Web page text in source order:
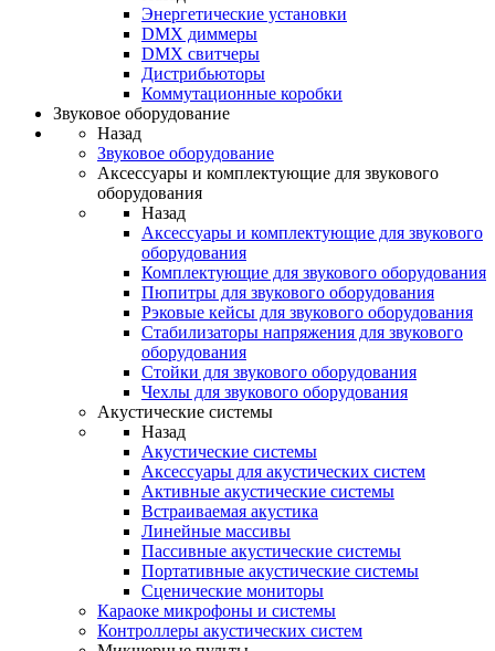
Энергетические установки
DMX диммеры
DMX свитчеры
Дистрибьюторы
Коммутационные коробки
Звуковое оборудование
Назад
Звуковое оборудование
Аксессуары и комплектующие для звукового
оборудования
Назад
Аксессуары и комплектующие для звукового
оборудования
Комплектующие для звукового оборудования
Пюпитры для звукового оборудования
Рэковые кейсы для звукового оборудования
Стабилизаторы напряжения для звукового
оборудования
Стойки для звукового оборудования
Чехлы для звукового оборудования
Акустические системы
Назад
Акустические системы
Аксессуары для акустических систем
Активные акустические системы
Встраиваемая акустика
Линейные массивы
Пассивные акустические системы
Портативные акустические системы
Сценические мониторы
Караоке микрофоны и системы
Контроллеры акустических систем